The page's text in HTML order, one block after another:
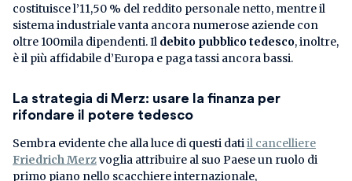
costituisce l’11,50 % del reddito personale netto, mentre il
sistema industriale vanta ancora numerose aziende con
oltre 100mila dipendenti. Il debito pubblico tedesco, inoltre,
è il più affidabile d’Europa e paga tassi ancora bassi.
La strategia di Merz: usare la finanza per
rifondare il potere tedesco
Sembra evidente che alla luce di questi datiil cancelliere
Friedrich Merzvoglia attribuire al suo Paese un ruolo di
primo piano nello scacchiere internazionale,